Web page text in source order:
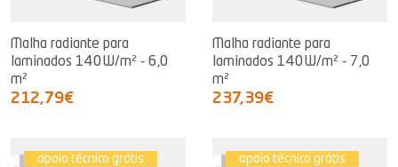
Malha radiante para
laminados 140W/m² - 6,0
m²
212,79€
Malha radiante para
laminados 140W/m² - 7,0
m²
237,39€
apoio técnico grátis apoio técnico grátis